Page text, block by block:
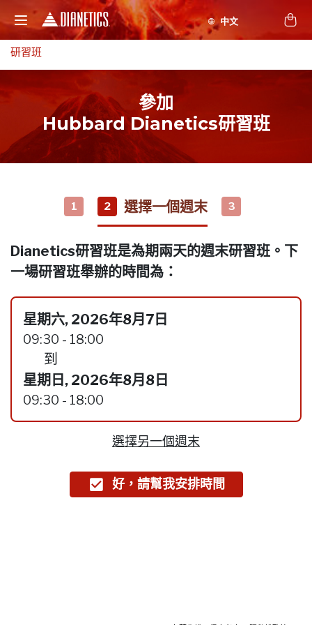
研習班
參加
Hubbard Dianetics研習班
1 2 選擇一個週末 3
Dianetics研習班是為期兩天的週末研習班。下
一場研習班舉辦的時間為：
星期六, 2026年8月7日
09:30 - 18:00
到
星期日, 2026年8月8日
09:30 - 18:00
選擇另一個週末
好，請幫我安排時間